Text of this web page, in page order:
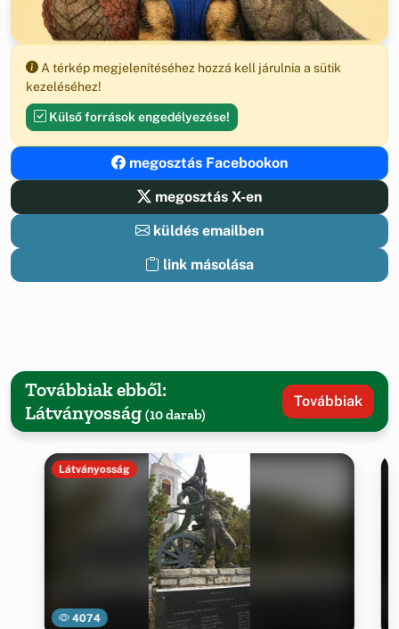
A térkép megjelenítéséhez hozzá kell járulnia a sütik
kezeléséhez!
Külső források engedélyezése!
megosztás Facebookon
megosztás X-en
küldés emailben
link másolása
Továbbiak ebből:
Látványosság (10 darab)
Továbbiak
4074
Látványosság